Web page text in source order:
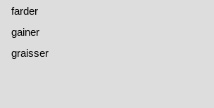
farder
gainer
graisser